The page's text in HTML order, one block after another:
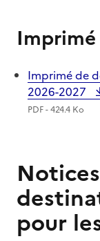
Imprimé de
2026-2027
PDF - 424.4 Ko
pour